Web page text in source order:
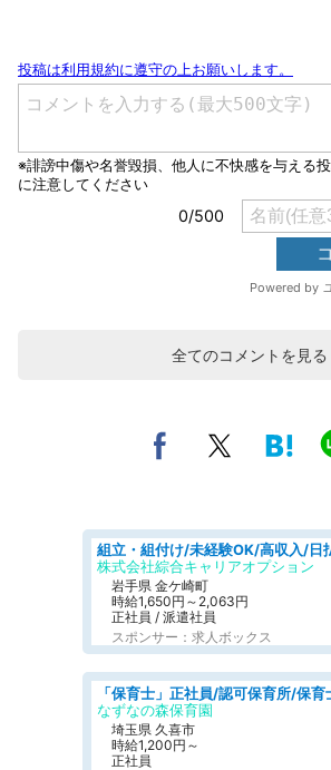
全てのコメントを見る
株式会社綜合キャリアオプション
岩手県 金ケ崎町
時給1,650円～2,063円
正社員 / 派遣社員
スポンサー：求人ボックス
「保育士」正社員/認可保育所/保育
なずなの森保育園
埼玉県 久喜市
時給1,200円～
正社員